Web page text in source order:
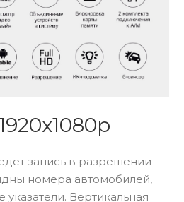
запись в разрешении
номера автомобилей,
Вертикальная